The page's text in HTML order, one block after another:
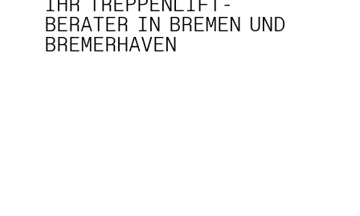
IHR TREPPENLIFT-
BERATER IN BREMEN UND
BREMERHAVEN